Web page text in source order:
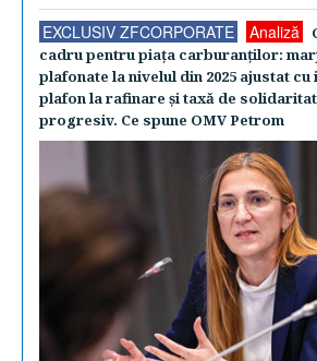
EXCLUSIV ZFCORPORATE Analiză
cadru pentru piaţa carburanţilor:
plafonate la nivelul din 2025 ajustat
plafon la rafinare şi taxă de
progresiv. Ce spune OMV Petrom